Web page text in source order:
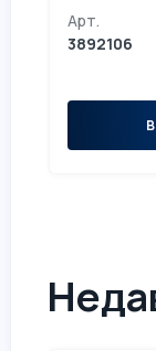
Арт.
3892106